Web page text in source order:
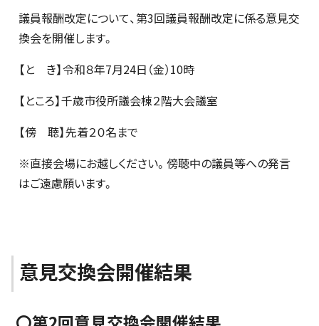
議員報酬改定について、第3回議員報酬改定に係る意見交
換会を開催します。
【と き】令和８年7月24日（金）10時
【ところ】千歳市役所議会棟２階大会議室
【傍 聴】先着２０名まで
※直接会場にお越しください。傍聴中の議員等への発言
はご遠慮願います。
意見交換会開催結果